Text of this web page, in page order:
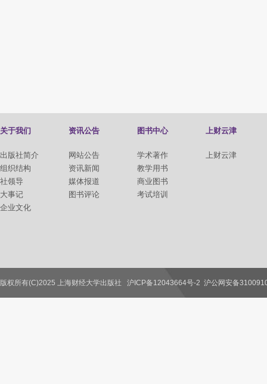
关于我们
出版社简介
组织结构
社领导
大事记
企业文化
资讯公告
网站公告
资讯新闻
媒体报道
图书评论
图书中心
学术著作
教学用书
商业图书
考试培训
上财云津
上财云津
联系我们
版权所有(C)2025 上海财经大学出版社 沪ICP备12043664号-2 沪公网安备